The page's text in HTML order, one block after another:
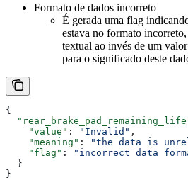
Formato de dados incorreto
É gerada uma flag
estava no formato
textual ao invés de um
para o significado deste
{
    "value"
: "Invalid" ,
    "meaning"
: "the data is
    "flag"
:
"incorrect data
  }
}